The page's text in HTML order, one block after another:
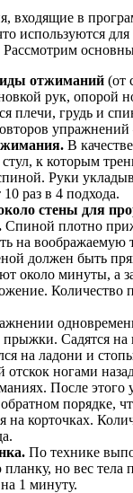
входящие в
используются
отжиманий (от
рук, опорой
плечи, грудь и
упражнений
В
стул, к которым
Руки
раз в 4 подхода.
стены для
Спиной плотно
на воображаемую
должен быть
около минуты, а
Количество
Садятся на
на ладони и
отскок ногами
После этого
порядке,
на корточках.
По технике
но вес тела
1 минуту.